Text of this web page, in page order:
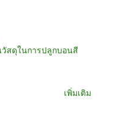
สดุในการปลูกบอนสี
เพิ่มเติม